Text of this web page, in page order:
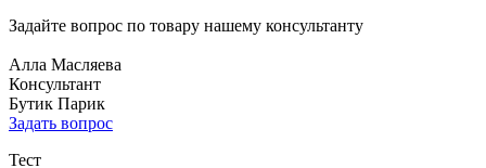
Задайте вопрос по товару нашему консультанту
Алла Масляева
Консультант
Бутик Парик
Задать вопрос
Тест